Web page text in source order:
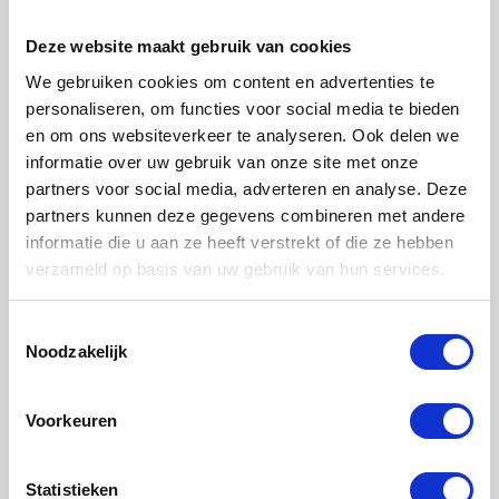
Deze website maakt gebruik van cookies
We gebruiken cookies om content en advertenties te
personaliseren, om functies voor social media te bieden
en om ons websiteverkeer te analyseren. Ook delen we
informatie over uw gebruik van onze site met onze
partners voor social media, adverteren en analyse. Deze
partners kunnen deze gegevens combineren met andere
informatie die u aan ze heeft verstrekt of die ze hebben
verzameld op basis van uw gebruik van hun services.
Noodzakelijk
Voorkeuren
Statistieken
uit naar eenleuning met een matzwarte afwerking
vierkant 40x40 afmeting? Met of zonder
leuninghouders? Er zijn best wat keuzes die je moet
maken.
Twijfel je tussen twee soorten of weet je helemaal
niet waar je moet beginnen? Schakel onze hulp in door
contact met ons op te nemen. Met meer dan 20 jaar
ervaring op zak kunnen we je zeker helpen bij het
maken van de juiste keuze.
Op elke gewenste plaats aan de
elke plek aan de muur. Met een klein staalboortje kun